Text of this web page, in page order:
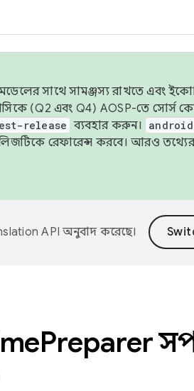
সাথে সামঞ্জস্য রাখতে এবং
(Q2 এবং Q4) AOSP-তে সোর্স
release ব্যবহার করুন।
রেফারেন্স করবে। আরও
API অনুবাদ করেছে।
Preparer